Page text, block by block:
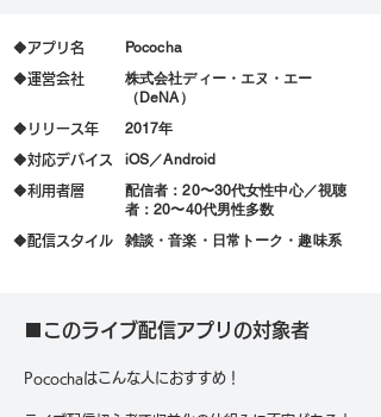
🔶アプリ名 Pococha
🔶​運営会社
株式会社ディー・エヌ・エー
（DeNA）
🔶リリース年 2017年
🔶対応デバイス iOS／Android
🔶利用者層
配信者：20〜30代女性中心／視聴
者：20〜40代男性多数
🔶配信スタイル 雑談・音楽・日常トーク・趣味系
■このライブ配信アプリの対象者
Pocochaはこんな人におすすめ！